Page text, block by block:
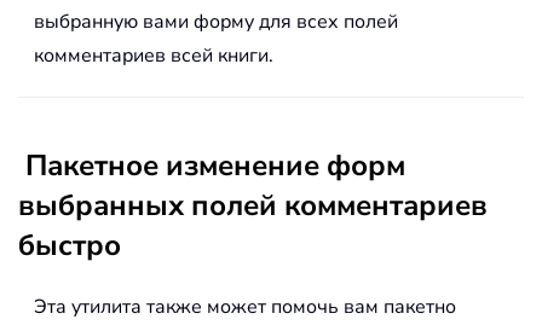
выбранную вами форму для всех полей
комментариев всей книги.
Пакетное изменение форм
выбранных полей комментариев
быстро
Эта утилита также может помочь вам пакетно